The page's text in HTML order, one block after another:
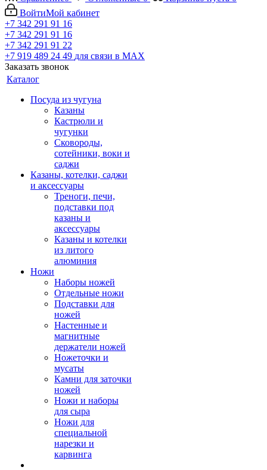
ВойтиМой кабинет
+7 342 291 91 16
+7 342 291 91 16
+7 342 291 91 22
+7 919 489 24 49 для связи в МАХ
Заказать звонок
Каталог
Посуда из чугуна
Казаны
Кастрюли и
чугунки
Сковороды,
сотейники, воки и
саджи
Казаны, котелки, саджи
и аксессуары
Треноги, печи,
подставки под
казаны и
аксессуары
Казаны и котелки
из литого
алюминия
Ножи
Наборы ножей
Отдельные ножи
Подставки для
ножей
Настенные и
магнитные
держатели ножей
Ножеточки и
мусаты
Камни для заточки
ножей
Ножи и наборы
для сыра
Ножи для
специальной
нарезки и
карвинга